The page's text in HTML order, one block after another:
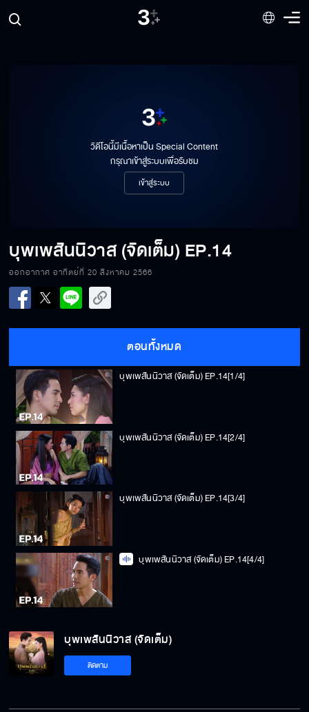
วิดีโอนี้มีเนื้อหาเป็น Special Content
กรุณาเข้าสู่ระบบเพื่อรับชม
เข้าสู่ระบบ
บุพเพสันนิวาส (จัดเต็ม) EP.14
ออกอากาศ อาทิตย์ที่ 20 สิงหาคม 2566
ตอนทั้งหมด
บุพเพสันนิวาส (จัดเต็ม) EP.14[1/4]
บุพเพสันนิวาส (จัดเต็ม) EP.14[2/4]
บุพเพสันนิวาส (จัดเต็ม) EP.14[3/4]
บุพเพสันนิวาส (จัดเต็ม) EP.14[4/4]
บุพเพสันนิวาส (จัดเต็ม)
ติดตาม